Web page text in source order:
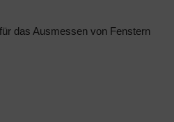
das Ausmessen von Fenstern